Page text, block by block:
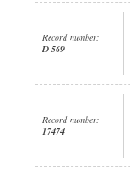
Record number:
D 569
Record number:
17474